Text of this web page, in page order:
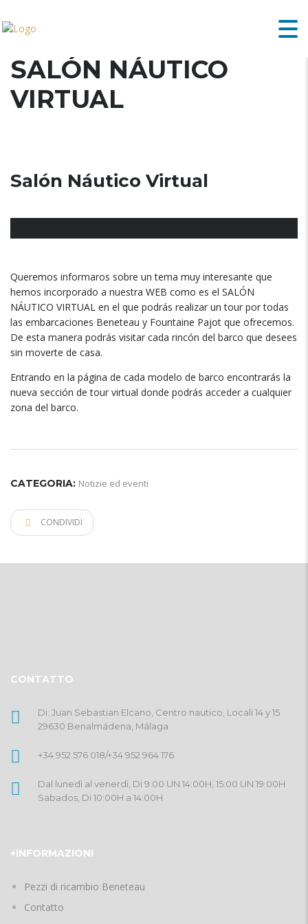
SALÓN NÁUTICO
VIRTUAL
Salón Náutico Virtual
Queremos informaros sobre un tema muy interesante que
hemos incorporado a nuestra WEB como es el SALÓN
NÁUTICO VIRTUAL en el que podrás realizar un tour por todas
las embarcaciones Beneteau y Fountaine Pajot que ofrecemos.
De esta manera podrás visitar cada rincón del barco que desees
sin moverte de casa.
Entrando en la página de cada modelo de barco encontrarás la
nueva sección de tour virtual donde podrás acceder a cualquier
zona del barco.
CATEGORIA: Notizie ed eventi
CONDIVIDI
CONTATTO
Di. Juan Sebastian Elcano, Centro nautico, Locali 14 y 15
29630 Benalmádena, Málaga
+34 952 576 018/+34 952 964 176
Dal lunedì al venerdì, Di 9:00 UN 14:00H, 15:00 UN 19:00H
Sabados, Di 10:00H a 14:00H
+INFORMAZIONI
Pezzi di ricambio Beneteau
Contatto